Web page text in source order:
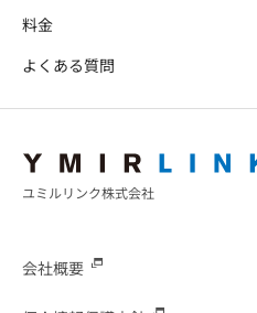
料金
よくある質問
ユミルリンク株式会社
会社概要